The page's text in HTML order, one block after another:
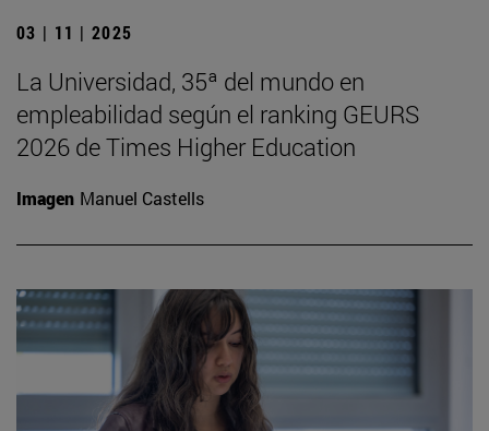
03 | 11 | 2025
La Universidad, 35ª del mundo en
empleabilidad según el ranking GEURS
2026 de Times Higher Education
Imagen Manuel Castells